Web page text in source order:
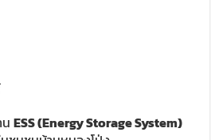
นESS (Energy Storage System)